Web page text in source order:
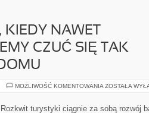
NAWET
CZUĆ SIĘ TAK
MOŻLIWOŚĆ KOMENTOWANIA WAKACJE
KIEDY
NAWET
ZOSTAŁA
Rozkwit turystyki ciągnie za sobą rozwój